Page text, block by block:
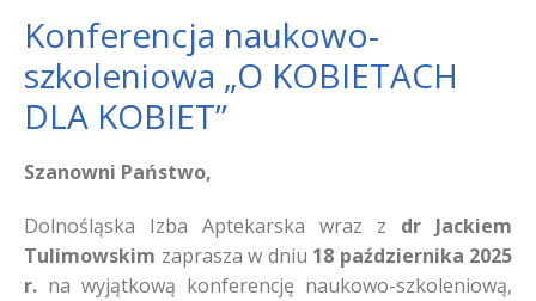
Konferencja naukowo-
szkoleniowa „O KOBIETACH
DLA KOBIET”
Szanowni Państwo,
Dolnośląska Izba Aptekarska wraz z dr Jackiem
Tulimowskim zaprasza w dniu 18 października 2025
r. na wyjątkową konferencję naukowo-szkoleniową,